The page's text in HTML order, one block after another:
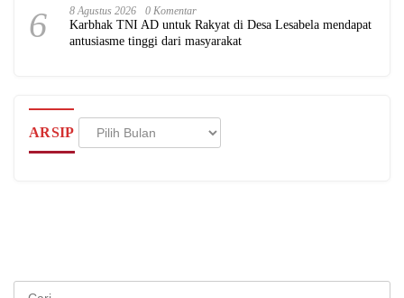
6 8 Agustus 2026 0 Komentar
Karbhak TNI AD untuk Rakyat di Desa Lesabela mendapat
antusiasme tinggi dari masyarakat
ARSIP
Arsip